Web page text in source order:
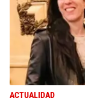
ACTUALIDAD